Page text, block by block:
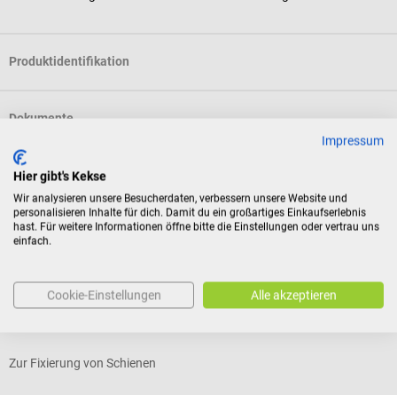
Produktidentifikation
Dokumente
Bewertungen
Kunden kauften auch
NOBAMED
Zur Fixierung von Schienen
Impressum
Hier gibt's Kekse
Wir analysieren unsere Besucherdaten, verbessern unsere Website und
personalisieren Inhalte für dich. Damit du ein großartiges Einkaufserlebnis
hast. Für weitere Informationen öffne bitte die Einstellungen oder vertrau uns
einfach.
Cookie-Einstellungen Alle akzeptieren